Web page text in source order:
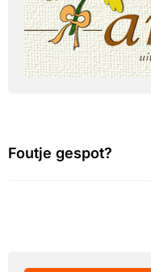
Foutje gespot?